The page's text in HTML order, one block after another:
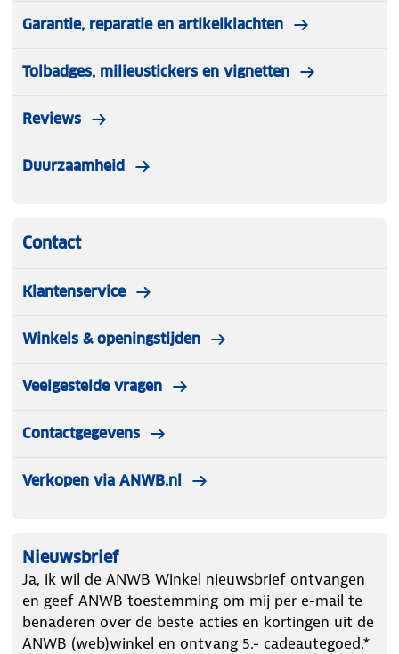
Garantie, reparatie en artikelklachten
Tolbadges, milieustickers en vignetten
Reviews
Duurzaamheid
Contact
Klantenservice
Winkels & openingstijden
Veelgestelde vragen
Contactgegevens
Verkopen via ANWB.nl
Nieuwsbrief
Ja, ik wil de ANWB Winkel nieuwsbrief ontvangen
en geef ANWB toestemming om mij per e-mail te
benaderen over de beste acties en kortingen uit de
ANWB (web)winkel en ontvang 5.- cadeautegoed.*